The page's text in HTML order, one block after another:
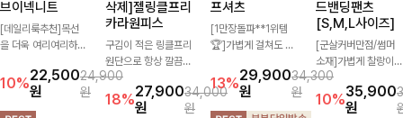
브이넥니트
[데일리룩추천]목선
을 더욱 여리여리하게
자인으로 깔끔한 무드
를 완성해주는 니트
🤍 부드러운 착용감
10%22,500
원
24,900
원
삭제]젤링클프리
카라원피스
구김이 적은 링클프리
원단으로 항상 깔끔하
게 착용 가능하며 일
자로 떨어지는 넉넉한
핏으로 군살을 완벽히
18%27,900
원
34,000
원
프셔츠
[1만장돌파**1위템
🏆]가볍게 걸쳐도 살
감, 여름에 딱 맞는 코
튼 셔츠❤️ 여유 있는
핏과 스트라이프 패
13%29,900
원
34,300
원
드밴딩팬츠
[S,M,L사이즈]
[군살커버만점/썸머
소재]가볍게 찰랑이는
원단과 여유로운 와이
드 핏으로 하루 종일
편안하게 착용하실 수
10%35,900
원